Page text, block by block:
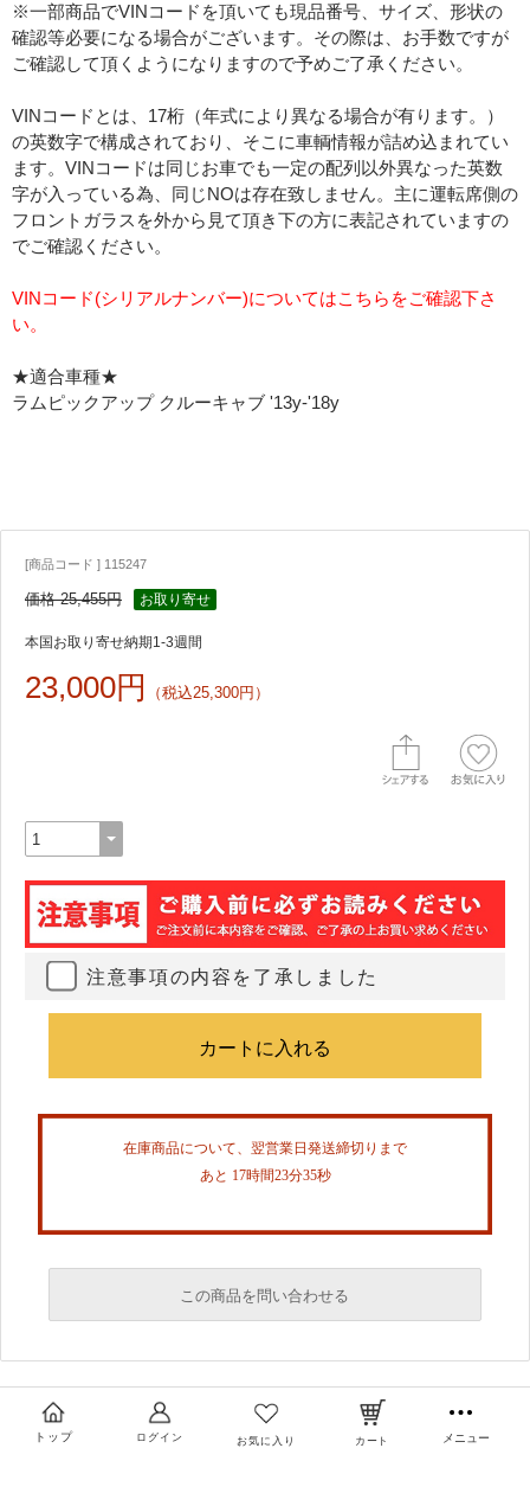
※一部商品でVINコードを頂いても現品番号、サイズ、形状の
確認等必要になる場合がございます。その際は、お手数ですが
ご確認して頂くようになりますので予めご了承ください。
VINコードとは、17桁（年式により異なる場合が有ります。）
の英数字で構成されており、そこに車輌情報が詰め込まれてい
ます。VINコードは同じお車でも一定の配列以外異なった英数
字が入っている為、同じNOは存在致しません。主に運転席側の
フロントガラスを外から見て頂き下の方に表記されていますの
でご確認ください。
VINコード(シリアルナンバー)についてはこちらをご確認下さ
い。
★適合車種★
ラムピックアップ クルーキャブ '13y-'18y
[商品コード ] 115247
価格 25,455円 お取り寄せ
本国お取り寄せ納期1-3週間
23,000円 （税込25,300円）
注意事項の内容を了承しました
在庫商品について、翌営業日発送締切りまで
あと 17時間23分34秒
この商品を問い合わせる
トップ ログイン お気に入り カート メニュー